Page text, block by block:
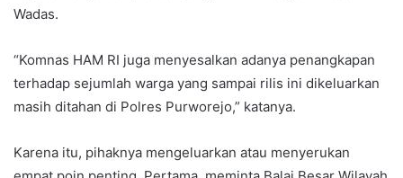
Wadas.
“Komnas HAM RI juga menyesalkan adanya penangkapan
terhadap sejumlah warga yang sampai rilis ini dikeluarkan
masih ditahan di Polres Purworejo,” katanya.
Karena itu, pihaknya mengeluarkan atau menyerukan